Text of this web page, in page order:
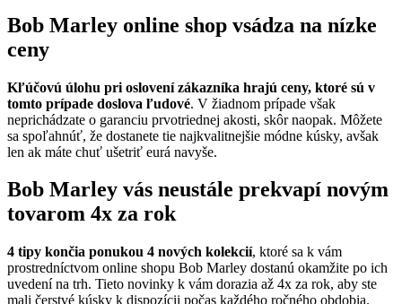
Bob Marley online shop vsádza na nízke
ceny
Kľúčovú úlohu pri oslovení zákazníka hrajú ceny, ktoré sú v
tomto prípade doslova ľudové. V žiadnom prípade však
neprichádzate o garanciu prvotriednej akosti, skôr naopak. Môžete
sa spoľahnúť, že dostanete tie najkvalitnejšie módne kúsky, avšak
len ak máte chuť ušetriť eurá navyše.
Bob Marley vás neustále prekvapí novým
tovarom 4x za rok
4 tipy končia ponukou 4 nových kolekcií, ktoré sa k vám
prostredníctvom online shopu Bob Marley dostanú okamžite po ich
uvedení na trh. Tieto novinky k vám dorazia až 4x za rok, aby ste
mali čerstvé kúsky k dispozícii počas každého ročného obdobia.